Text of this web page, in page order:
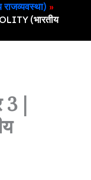
(भारतीय
|